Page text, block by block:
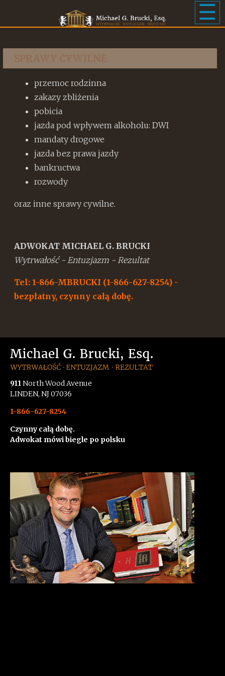
☰
przemoc rodzinna
zakazy zbliżenia
pobicia
jazda pod wpływem alkoholu: DWI
mandaty drogowe
jazda bez prawa jazdy
bankructwa
rozwody
oraz inne sprawy cywilne.
ADWOKAT MICHAEL G. BRUCKI
Wytrwałość - Entuzjazm - Rezultat
Tel: 1-866-MBRUCKI (1-866-627-8254) -
bezpłatny, czynny całą dobę.
911North Wood Avenue
LINDEN, NJ 07036
1-866-627-8254
Czynny całą dobę.
Adwokat mówi biegle po polsku